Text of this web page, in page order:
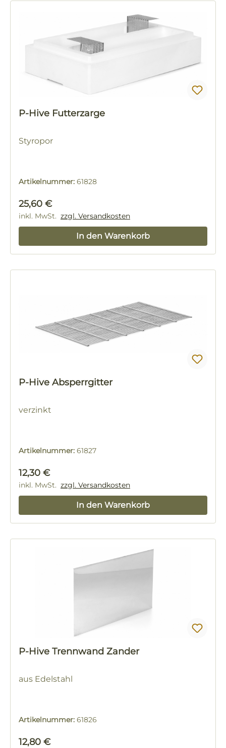
P-Hive Futterzarge
Styropor
Artikelnummer: 61828
Regulärer Preis:
25,60 €
inkl. MwSt. zzgl. Versandkosten
In den Warenkorb
P-Hive Absperrgitter
verzinkt
Artikelnummer: 61827
Regulärer Preis:
12,30 €
inkl. MwSt. zzgl. Versandkosten
In den Warenkorb
P-Hive Trennwand Zander
aus Edelstahl
Artikelnummer: 61826
Regulärer Preis:
12,80 €